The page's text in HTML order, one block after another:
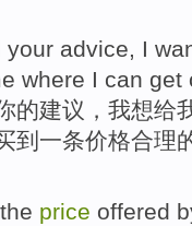
your advice , I
where I can get
的建议 ，我想给
到 一条价格合理
the price offered